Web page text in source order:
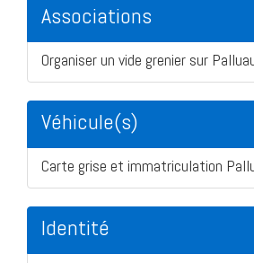
Associations
Organiser un vide grenier sur
Véhicule(s)
Carte grise et immatriculation
Identité